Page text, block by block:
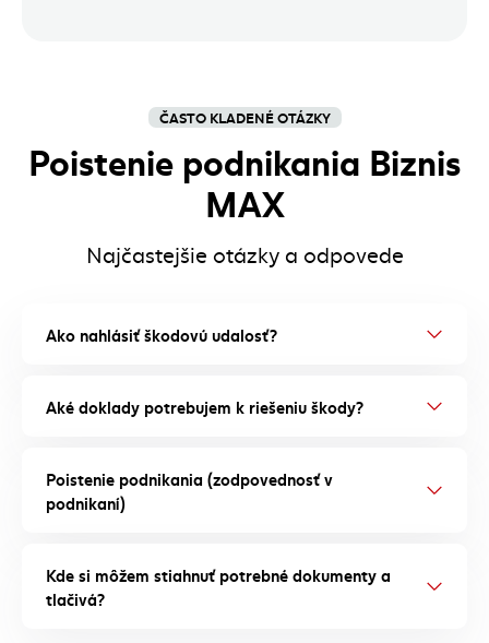
ČASTO KLADENÉ OTÁZKY
Poistenie podnikania Biznis
MAX
Najčastejšie otázky a odpovede
Ako nahlásiť škodovú udalosť?
Aké doklady potrebujem k riešeniu škody?
Poistenie podnikania (zodpovednosť v
podnikaní)
Kde si môžem stiahnuť potrebné dokumenty a
tlačivá?